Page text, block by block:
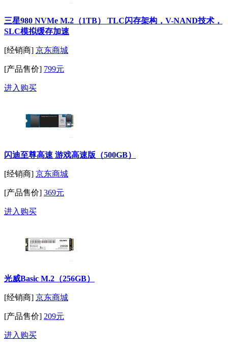
三星980 NVMe M.2（1TB） TLC闪存架构，V-NAND技术，
SLC模拟缓存加速
[经销商] 京东商城
[产品售价] 799元
进入购买
闪迪至尊高速 游戏高速版（500GB）
[经销商] 京东商城
[产品售价] 369元
进入购买
光威Basic M.2（256GB）
[经销商] 京东商城
[产品售价] 209元
进入购买